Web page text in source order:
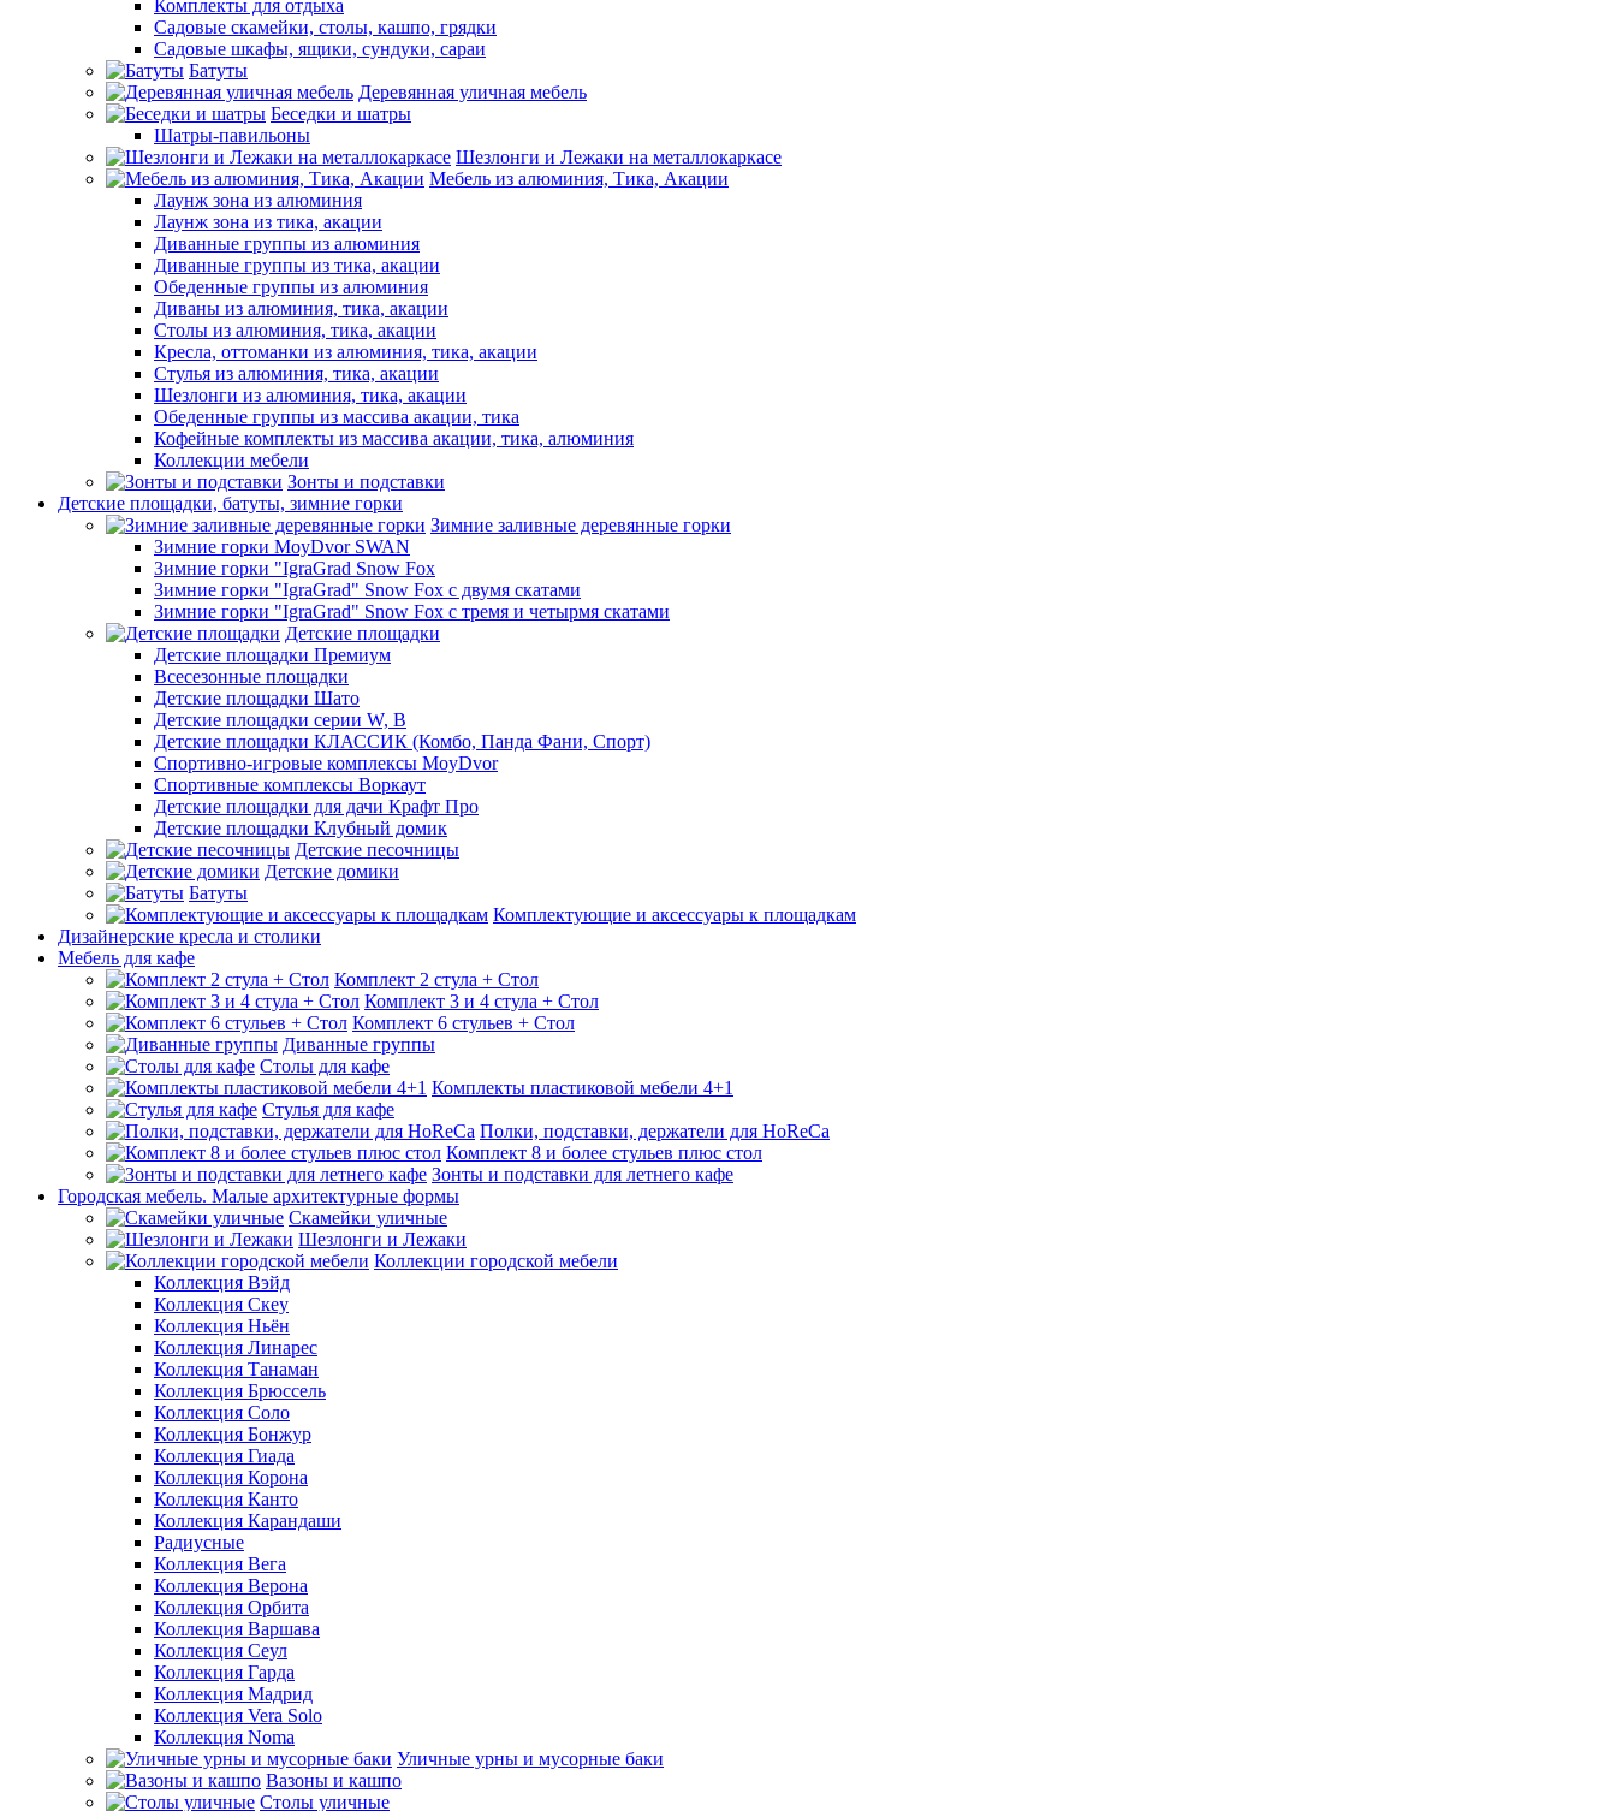
Комплекты для отдыха
Садовые скамейки, столы, кашпо, грядки
Садовые шкафы, ящики, сундуки, сараи
Батуты
Деревянная уличная мебель
Беседки и шатры
Шатры-павильоны
Шезлонги и Лежаки на металлокаркасе
Мебель из алюминия, Тика, Акации
Лаунж зона из алюминия
Лаунж зона из тика, акации
Диванные группы из алюминия
Диванные группы из тика, акации
Обеденные группы из алюминия
Диваны из алюминия, тика, акации
Столы из алюминия, тика, акации
Кресла, оттоманки из алюминия, тика, акации
Стулья из алюминия, тика, акации
Шезлонги из алюминия, тика, акации
Обеденные группы из массива акации, тика
Кофейные комплекты из массива акации, тика, алюминия
Коллекции мебели
Зонты и подставки
Детские площадки, батуты, зимние горки
Зимние заливные деревянные горки
Зимние горки MoyDvor SWAN
Зимние горки "IgraGrad Snow Fox
Зимние горки "IgraGrad" Snow Fox с двумя скатами
Зимние горки "IgraGrad" Snow Fox с тремя и четырмя скатами
Детские площадки
Детские площадки Премиум
Всесезонные площадки
Детские площадки Шато
Детские площадки серии W, В
Детские площадки КЛАССИК (Комбо, Панда Фани, Спорт)
Спортивно-игровые комплексы MoyDvor
Спортивные комплексы Воркаут
Детские площадки для дачи Крафт Про
Детские площадки Клубный домик
Детские песочницы
Детские домики
Батуты
Комплектующие и аксессуары к площадкам
Дизайнерские кресла и столики
Мебель для кафе
Комплект 2 стула + Стол
Комплект 3 и 4 стула + Стол
Комплект 6 стульев + Стол
Диванные группы
Столы для кафе
Комплекты пластиковой мебели 4+1
Стулья для кафе
Полки, подставки, держатели для HoReCa
Комплект 8 и более стульев плюс стол
Зонты и подставки для летнего кафе
Городская мебель. Малые архитектурные формы
Скамейки уличные
Шезлонги и Лежаки
Коллекции городской мебели
Коллекция Вэйд
Коллекция Скеу
Коллекция Ньён
Коллекция Линарес
Коллекция Танаман
Коллекция Брюссель
Коллекция Соло
Коллекция Бонжур
Коллекция Гиада
Коллекция Корона
Коллекция Канто
Коллекция Карандаши
Радиусные
Коллекция Вега
Коллекция Верона
Коллекция Орбита
Коллекция Варшава
Коллекция Сеул
Коллекция Гарда
Коллекция Мадрид
Коллекция Vera Solo
Коллекция Noma
Уличные урны и мусорные баки
Вазоны и кашпо
Столы уличные